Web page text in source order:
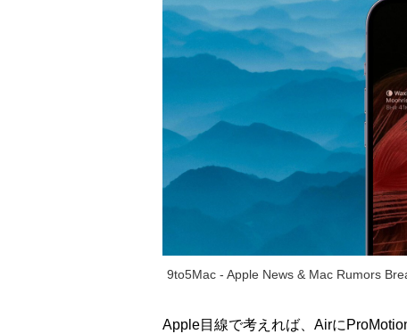
9to5Mac - Apple News & Mac Rumors
Apple目線で考えれば、Airに